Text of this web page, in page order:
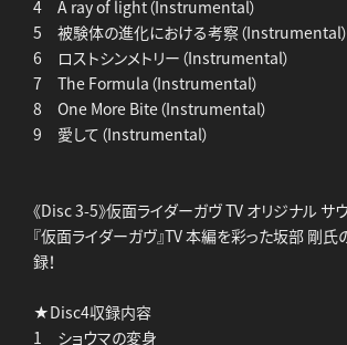
4 A ray of light（Instrumental）
5 被験体の進化における考察（Instrumental）
6 ロストシンメトリー（Instrumental）
7 The Formula（Instrumental）
8 One More Bite（Instrumental）
9 愛して（Instrumental）
《Disc 3-5》仮面ライダーガヴ TV オリジナル サ
『仮面ライダーガヴ』TV 本編を彩った坂部 剛
録！
★Disc4収録内容
1 ショウマの変身